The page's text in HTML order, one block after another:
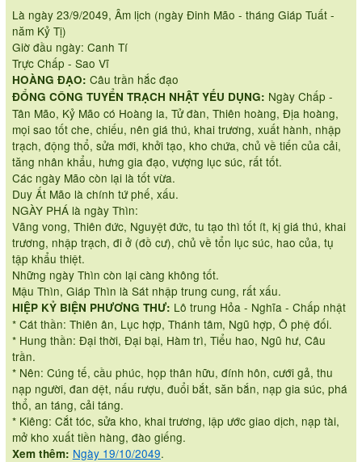
Là ngày 23/9/2049, Âm lịch (ngày Đinh Mão - tháng Giáp Tuất -
năm Kỷ Tị)
Giờ đầu ngày: Canh Tí
Trực Chấp - Sao Vĩ
HOÀNG ĐẠO: Câu trần hắc đạo
ĐỔNG CÔNG TUYỂN TRẠCH NHẬT YẾU DỤNG: Ngày Chấp -
Tân Mão, Kỷ Mão có Hoàng la, Tử đàn, Thiên hoàng, Địa hoàng,
mọi sao tốt che, chiếu, nên giá thú, khai trương, xuất hành, nhập
trạch, động thổ, sửa mới, khởi tạo, kho chứa, chủ về tiến của cải,
tăng nhân khẩu, hưng gia đạo, vượng lục súc, rất tốt.
Các ngày Mão còn lại là tốt vừa.
Duy Ất Mão là chính tứ phế, xấu.
NGÀY PHÁ là ngày Thìn:
Vãng vong, Thiên đức, Nguyệt đức, tu tạo thì tốt ít, kị giá thú, khai
trương, nhập trạch, đi ở (đồ cư), chủ về tổn lục súc, hao của, tụ
tập khẩu thiệt.
Những ngày Thìn còn lại càng không tốt.
Mậu Thìn, Giáp Thìn là Sát nhập trung cung, rất xấu.
HIỆP KỶ BIỆN PHƯƠNG THƯ: Lô trung Hỏa - Nghĩa - Chấp nhật
* Cát thần: Thiên ân, Lục hợp, Thánh tâm, Ngũ hợp, Ô phệ đối.
* Hung thần: Đại thời, Đại bại, Hàm trì, Tiểu hao, Ngũ hư, Câu
trần.
* Nên: Cúng tế, cầu phúc, họp thân hữu, đính hôn, cưới gả, thu
nạp người, đan dệt, nấu rượu, đuổi bắt, săn bắn, nạp gia súc, phá
thổ, an táng, cải táng.
* Kiêng: Cắt tóc, sửa kho, khai trương, lập ước giao dịch, nạp tài,
mở kho xuất tiền hàng, đào giếng.
Xem thêm: Ngày 19/10/2049.